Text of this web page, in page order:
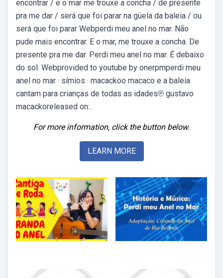
encontrar / e o mar me trouxe a concha / de presente
pra me dar / será que foi parar na güela da baleia / ou
será que foi parar Webperdi meu anel no mar. Não
pude mais encontrar. E o mar, me trouxe a concha. De
presente pra me dar. Perdi meu anel no mar. É debaixo
do sol. Webprovided to youtube by onerpmperdi meu
anel no mar · símios · macackoo macaco e a baleia
cantam para crianças de todas as idades℗ gustavo
macackoreleased on:.
For more information, click the button below.
LEARN MORE